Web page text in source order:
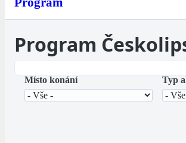
Program
Místo konání Typ